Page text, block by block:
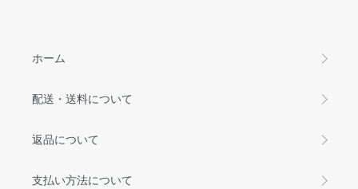
ホーム
配送・送料について
返品について
支払い方法について